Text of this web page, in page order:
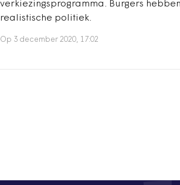
verkiezingsprogramma. Burgers
realistische politiek.
Op 3 december 2020, 17:02